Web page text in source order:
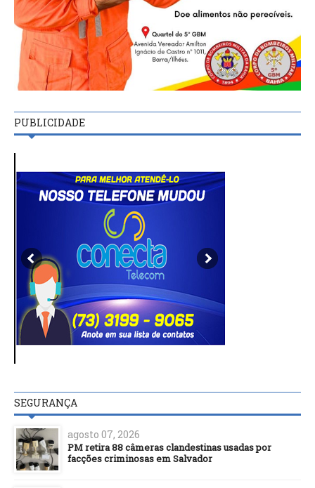
PUBLICIDADE
SEGURANÇA
agosto 07, 2026
PM retira 88 câmeras clandestinas usadas por
facções criminosas em Salvador